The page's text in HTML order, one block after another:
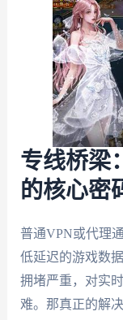
专线桥梁
的核心密
普通VPN或代理
低延迟的游戏数
拥堵严重，对实
难。那真正的解